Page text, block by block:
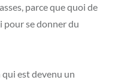
parce que quoi de
pour se donner du
est devenu un